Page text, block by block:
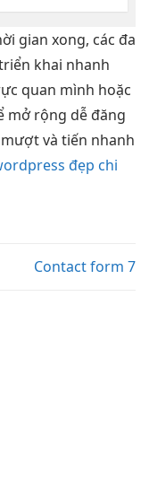
gian xong, các đa
khai nhanh
quan mình hoặc
mở rộng dễ đăng
mượtvà tiến nhanh
đẹp chi
Contact form 7